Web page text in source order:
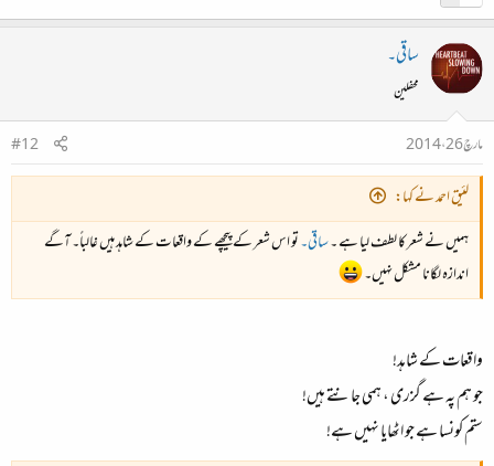
ساقی۔
محفلین
مارچ 26، 2014
#12
لئیق احمد نے کہا:
ہمیں نے شعر کا لطف لیا ہے ۔ساقی۔تو اس شعر کے پیچھے کے واقعات کے شاہد ہیں غالباً۔ آگے
اندازہ لگانا مشکل نہیں۔
واقعات کے شاہد!
جو ہم پہ ہے گزری ، ہمی جانتے ہیں!
ستم کونسا ہے جو اٹھایا نہیں ہے!